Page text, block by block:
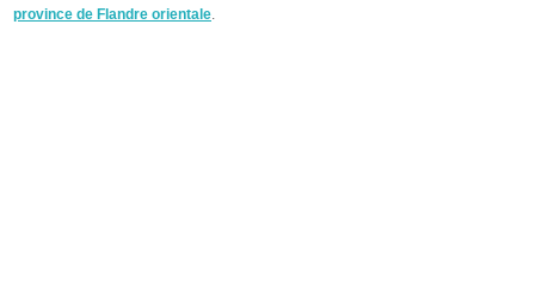
province de Flandre orientale.